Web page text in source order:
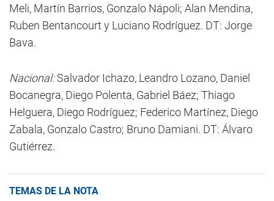
Meli, Martín Barrios, Gonzalo Nápoli; Alan Mendina,
Ruben Bentancourt y Luciano Rodríguez. DT: Jorge
Bava.
Nacional:Salvador Ichazo, Leandro Lozano, Daniel
Bocanegra, Diego Polenta, Gabriel Báez; Thiago
Helguera, Diego Rodríguez; Federico Martínez, Diego
Zabala, Gonzalo Castro; Bruno Damiani. DT: Álvaro
Gutiérrez.
TEMAS DE LA NOTA